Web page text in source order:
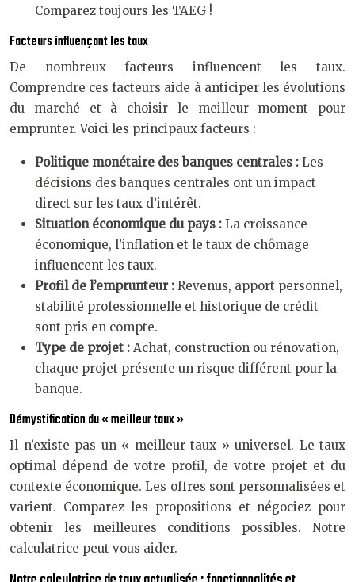
Comparez toujours les TAEG !
Facteurs influençant les taux
De nombreux facteurs influencent les taux.
Comprendre ces facteurs aide à anticiper les évolutions
du marché et à choisir le meilleur moment pour
emprunter. Voici les principaux facteurs :
Politique monétaire des banques centrales : Les
décisions des banques centrales ont un impact
direct sur les taux d’intérêt.
Situation économique du pays : La croissance
économique, l’inflation et le taux de chômage
influencent les taux.
Profil de l’emprunteur : Revenus, apport personnel,
stabilité professionnelle et historique de crédit
sont pris en compte.
Type de projet : Achat, construction ou rénovation,
chaque projet présente un risque différent pour la
banque.
Démystification du « meilleur taux »
Il n’existe pas un « meilleur taux » universel. Le taux
optimal dépend de votre profil, de votre projet et du
contexte économique. Les offres sont personnalisées et
varient. Comparez les propositions et négociez pour
obtenir les meilleures conditions possibles. Notre
calculatrice peut vous aider.